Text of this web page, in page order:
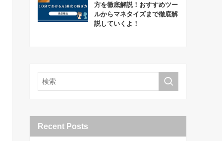
方を徹底解説！おすすめツー
ルからマネタイズまで徹底解
説していくよ！
Recent Posts